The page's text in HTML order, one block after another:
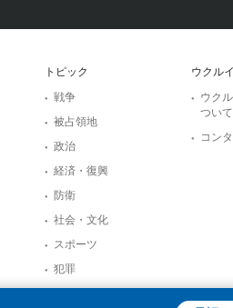
トピック
戦争
被占領地
政治
経済・復興
防衛
社会・文化
スポーツ
犯罪
ウクル
ウク
ついて
コン